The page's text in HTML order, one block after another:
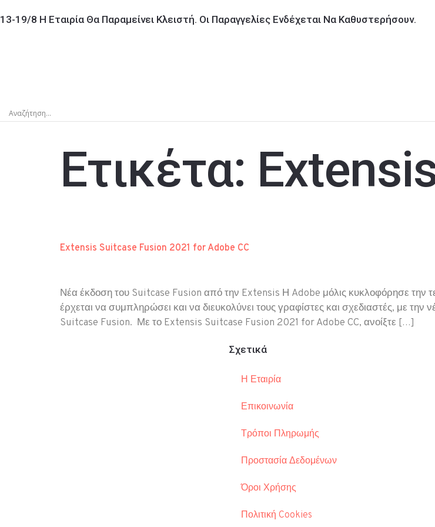
13-19/8 Η Εταιρία Θα Παραμείνει Κλειστή. Οι Παραγγελίες Ενδέχεται Να Καθυστερήσουν.
Ετικέτα:
Extensis Suitcase Fusion 2021 for Adobe CC
Νέα έκδοση του Suitcase Fusion από την Extensis Η Adobe μόλις κυκλοφόρησε την
έρχεται να συμπληρώσει και να διευκολύνει τους γραφίστες και σχεδιαστές, με
Suitcase Fusion. Με το Extensis Suitcase Fusion 2021 for Adobe CC, ανοίξτε […]
Σχετικά
Η Εταιρία
Επικοινωνία
Τρόποι Πληρωμής
Προστασία Δεδομένων
Όροι Χρήσης
Πολιτική Cookies